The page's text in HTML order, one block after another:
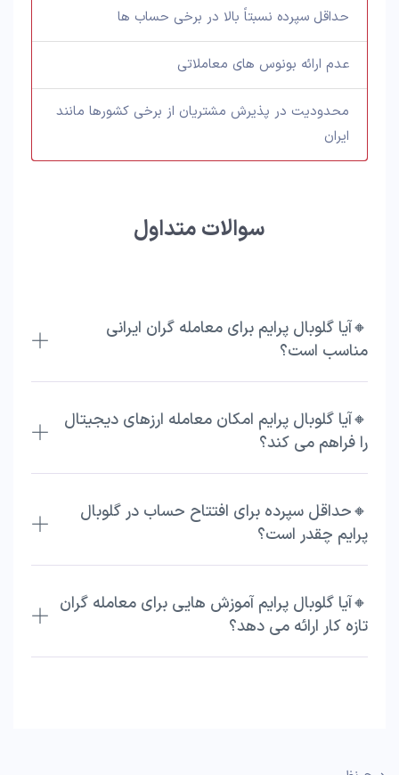
حداقل سپرده نسبتاً بالا در برخی حساب ها
عدم ارائه بونوس های معاملاتی
محدودیت در پذیرش مشتریان از برخی کشورها مانند
ایران
سوالات متداول
🔸آیا گلوبال پرایم برای معامله گران ایرانی
مناسب است؟
🔸آیا گلوبال پرایم امکان معامله ارزهای دیجیتال
را فراهم می کند؟
🔸حداقل سپرده برای افتتاح حساب در گلوبال
پرایم چقدر است؟
🔸آیا گلوبال پرایم آموزش هایی برای معامله گران
تازه کار ارائه می دهد؟